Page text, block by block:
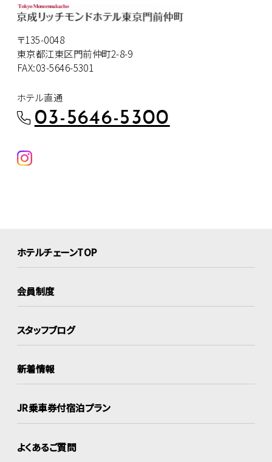
〒135-0048
東京都江東区門前仲町2-8-9
FAX:03-5646-5301
ホテル直通
03-5646-5300
ホテルチェーンTOP
会員制度
スタッフブログ
新着情報
JR乗車券付宿泊プラン
よくあるご質問